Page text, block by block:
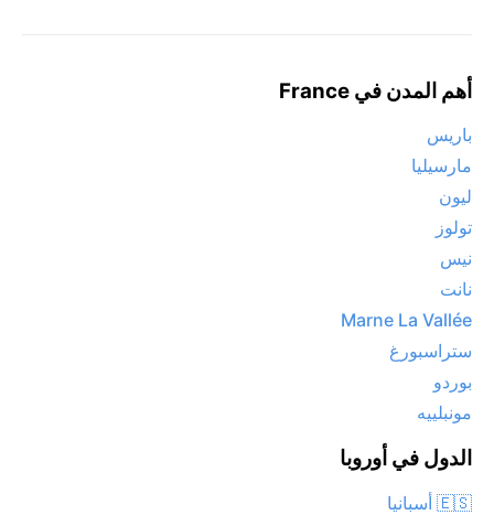
أهم المدن في France
باريس
مارسيليا
ليون
تولوز
نيس
نانت
Marne La Vallée
ستراسبورغ
بوردو
مونبلييه
الدول في أوروبا
🇪🇸 أسبانيا